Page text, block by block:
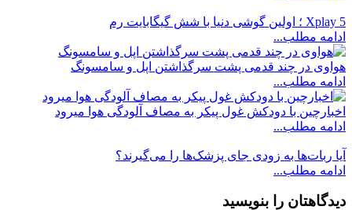
Xplay 5 ؛ اولین گوشی دنیا با شش گیگابایت رم
ادامه مطلب...
هواوی در چند قدمی پشت سرگذاشتن اپل و سامسونگ
ادامه مطلب...
اخبارچین با دودکش غول پیکر به مصاف آلودگی هوا میرود
ادامه مطلب...
آیا ربات‌ها به زودی جای پزشک‌ها را می‌گیرند؟
ادامه مطلب...
دیدگاهتان را بنویسید